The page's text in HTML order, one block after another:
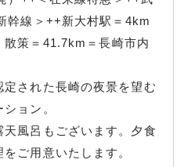
幹線＞++新大村駅＝4km
散策＝41.7km＝長崎市内
された長崎の夜景を望む
ョン。
風呂もございます。夕食
ご用意いたします。